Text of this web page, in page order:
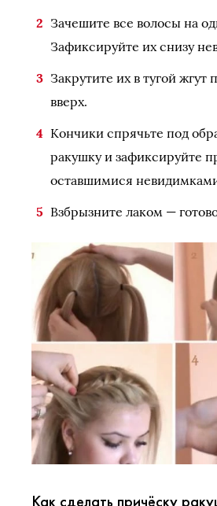
Зачешите все волосы на
Зафиксируйте их снизу
Закрутите их в тугой
вверх.
Кончики спрячьте под
ракушку и зафиксируйте
оставшимися
Взбрызните лаком —
Как сделать причёску